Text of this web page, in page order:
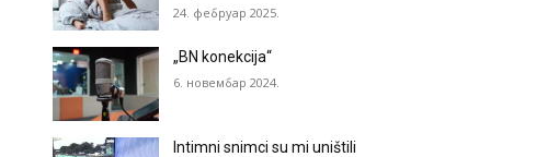
24. фебруар 2025.
„BN konekcija“
6. новембар 2024.
Intimni snimci su mi uništili